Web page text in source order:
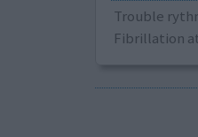
Trouble
Fibrillation